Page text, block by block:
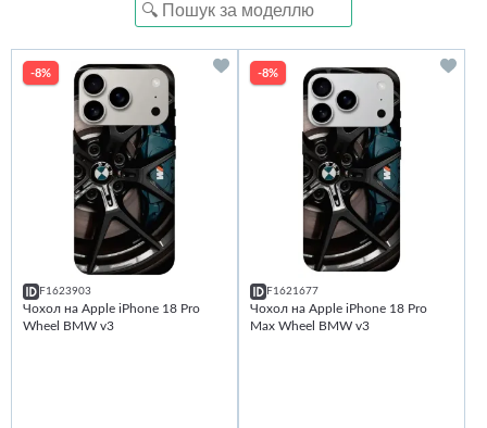
-8%
F1623903
Чохол на Apple iPhone 18 Pro
Wheel BMW v3
-8%
F1621677
Чохол на Apple iPhone 18 Pro
Max Wheel BMW v3